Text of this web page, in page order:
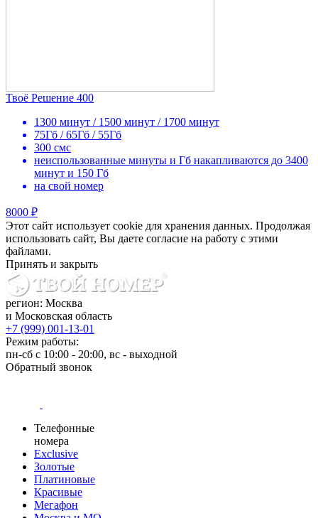
Твоё Решение 400
1300 минут / 1500 минут / 1700 минут
75Гб / 65Гб / 55Гб
300 смс
неиспользованные минуты и Гб накапливаются до 3400
минут и 150 Гб
на свой номер
8000 ₽
Этот сайт использует cookie для хранения данных. Продолжая
использовать сайт, Вы даете согласие на работу с этими
файлами.
Принять и закрыть
регион: Москва
и Московская область
+7 (999) 001-13-01
Режим работы:
пн-сб с 10:00 - 20:00, вс - выходной
Обратный звонок
Телефонные
номера
Exclusive
Золотые
Платиновые
Красивые
Мегафон